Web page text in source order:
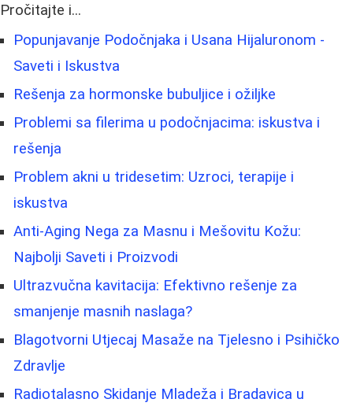
Pročitajte i...
Popunjavanje Podočnjaka i Usana Hijaluronom -
Saveti i Iskustva
Rešenja za hormonske bubuljice i ožiljke
Problemi sa filerima u podočnjacima: iskustva i
rešenja
Problem akni u tridesetim: Uzroci, terapije i
iskustva
Anti-Aging Nega za Masnu i Mešovitu Kožu:
Najbolji Saveti i Proizvodi
Ultrazvučna kavitacija: Efektivno rešenje za
smanjenje masnih naslaga?
Blagotvorni Utjecaj Masaže na Tjelesno i Psihičko
Zdravlje
Radiotalasno Skidanje Mladeža i Bradavica u